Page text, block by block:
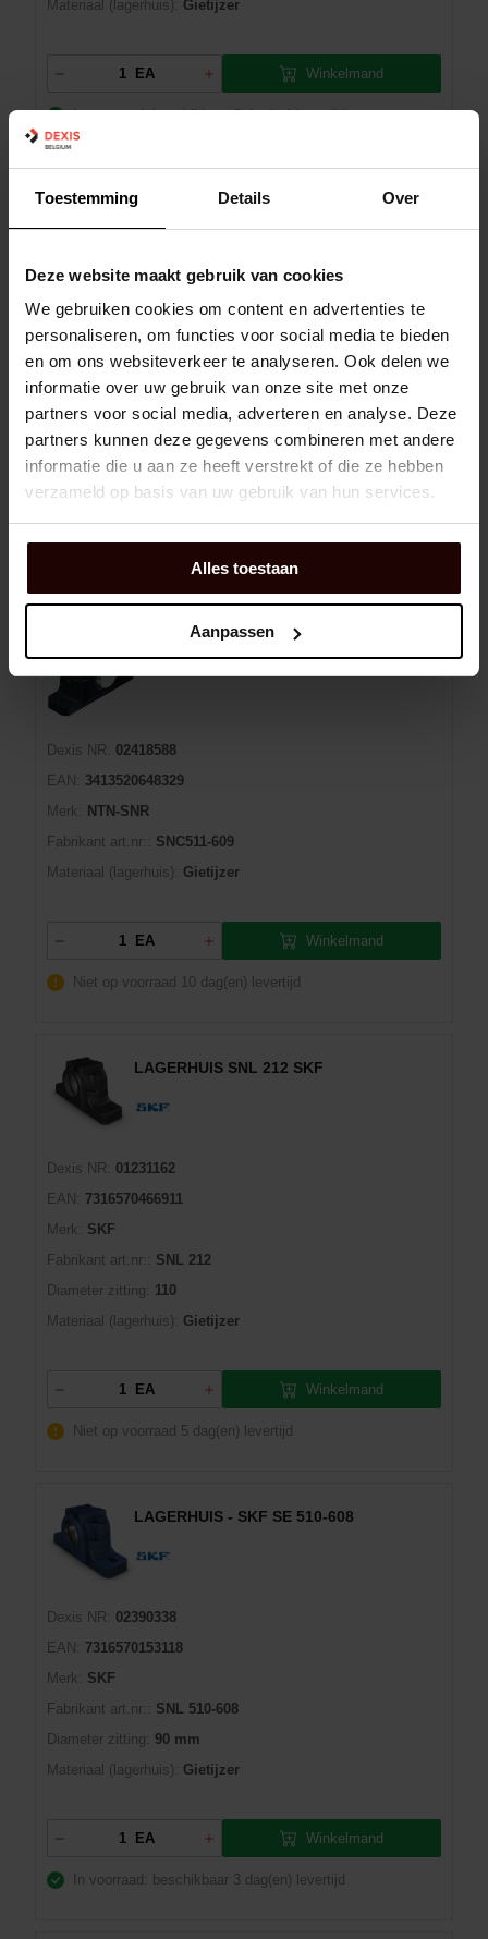
Toestemming Details Over
Deze website maakt gebruik van cookies
We gebruiken cookies om content en advertenties te
personaliseren, om functies voor social media te bieden
en om ons websiteverkeer te analyseren. Ook delen we
informatie over uw gebruik van onze site met onze
partners voor social media, adverteren en analyse. Deze
partners kunnen deze gegevens combineren met andere
informatie die u aan ze heeft verstrekt of die ze hebben
verzameld op basis van uw gebruik van hun services.
Alles toestaan
Aanpassen
Materiaal (lagerhuis): Gietijzer
EA Winkelmand
In voorraad: beschikbaar 3 dag(en) levertijd
LAGERHUIS - SKF SNL 515-612
Dexis NR:
02825066
EAN: 7316570442380
Merk: SKF
Fabrikant art.nr:: SNL 515-612
Diameter zitting: 130 mm
Gietijzer
EA Winkelmand
In voorraad: beschikbaar 3 dag(en) levertijd
Dexis NR:
02418588
EAN:
3413520648329
Merk:
NTN-SNR
Fabrikant art.nr::
SNC511-609
Materiaal (lagerhuis):
Gietijzer
EA Winkelmand
Niet op voorraad 10 dag(en) levertijd
LAGERHUIS SNL 212 SKF
Dexis NR:
01231162
EAN:
7316570466911
Merk:
SKF
Fabrikant art.nr::
SNL 212
Diameter zitting:
110
Materiaal (lagerhuis):
Gietijzer
EA Winkelmand
Niet op voorraad 5 dag(en) levertijd
LAGERHUIS - SKF SE 510-608
Dexis NR:
02390338
EAN:
7316570153118
Merk:
SKF
Fabrikant art.nr::
SNL 510-608
Diameter zitting:
90 mm
Materiaal (lagerhuis):
Gietijzer
EA Winkelmand
In voorraad: beschikbaar 3 dag(en) levertijd